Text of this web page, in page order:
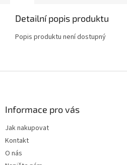
Detailní popis produktu
Popis produktu není dostupný
Informace pro vás
Jak nakupovat
Kontakt
O nás